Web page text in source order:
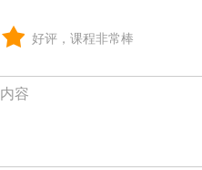
好评，课程非常棒